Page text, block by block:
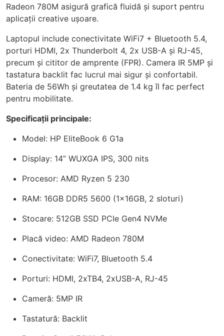
Radeon 780M asigură grafică fluidă și suport pentru
aplicații creative ușoare.
Laptopul include conectivitate WiFi7 + Bluetooth 5.4,
porturi HDMI, 2x Thunderbolt 4, 2x USB-A și RJ-45,
precum și cititor de amprente (FPR). Camera IR 5MP și
tastatura backlit fac lucrul mai sigur și confortabil.
Bateria de 56Wh și greutatea de 1.4 kg îl fac perfect
pentru mobilitate.
Specificații principale:
Model: HP EliteBook 6 G1a
Display: 14” WUXGA IPS, 300 nits
Procesor: AMD Ryzen 5 230
RAM: 16GB DDR5 5600 (1x16GB, 2 sloturi)
Stocare: 512GB SSD PCIe Gen4 NVMe
Placă video: AMD Radeon 780M
Conectivitate: WiFi7, Bluetooth 5.4
Porturi: HDMI, 2xTB4, 2xUSB-A, RJ-45
Cameră: 5MP IR
Tastatură: Backlit